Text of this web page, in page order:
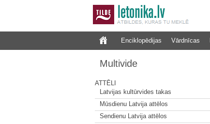
Enciklopēdijas Vārdnīcas
Multivide
ATTĒLI
Latvijas kultūrvides takas
Mūsdienu Latvija attēlos
Sendienu Latvija attēlos